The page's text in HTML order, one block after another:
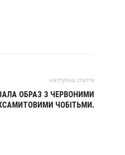
наступна стаття
ОБРАЗ З ЧЕРВОНИМИ
ЧОБІТЬМИ.